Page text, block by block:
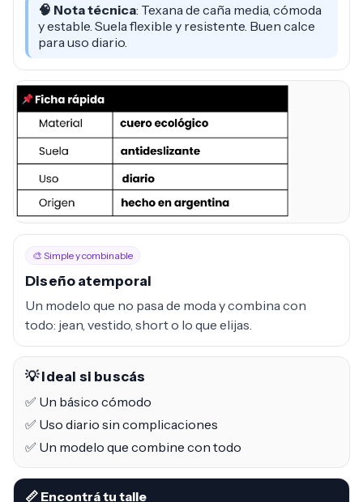
🧠 Nota técnica: Texana de caña media, cómoda
y estable. Suela flexible y resistente. Buen calce
para uso diario.
🎨 Simple y combinable
Diseño atemporal
Un modelo que no pasa de moda y combina con
todo: jean, vestido, short o lo que elijas.
💡 Ideal si buscás
✅ Un básico cómodo
✅ Uso diario sin complicaciones
✅ Un modelo que combine con todo
📏 Encontrá tu talle